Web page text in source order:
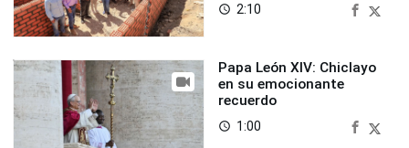
access_time 2:10
Papa León XIV: Chiclayo
en su emocionante
recuerdo
access_time 1:00